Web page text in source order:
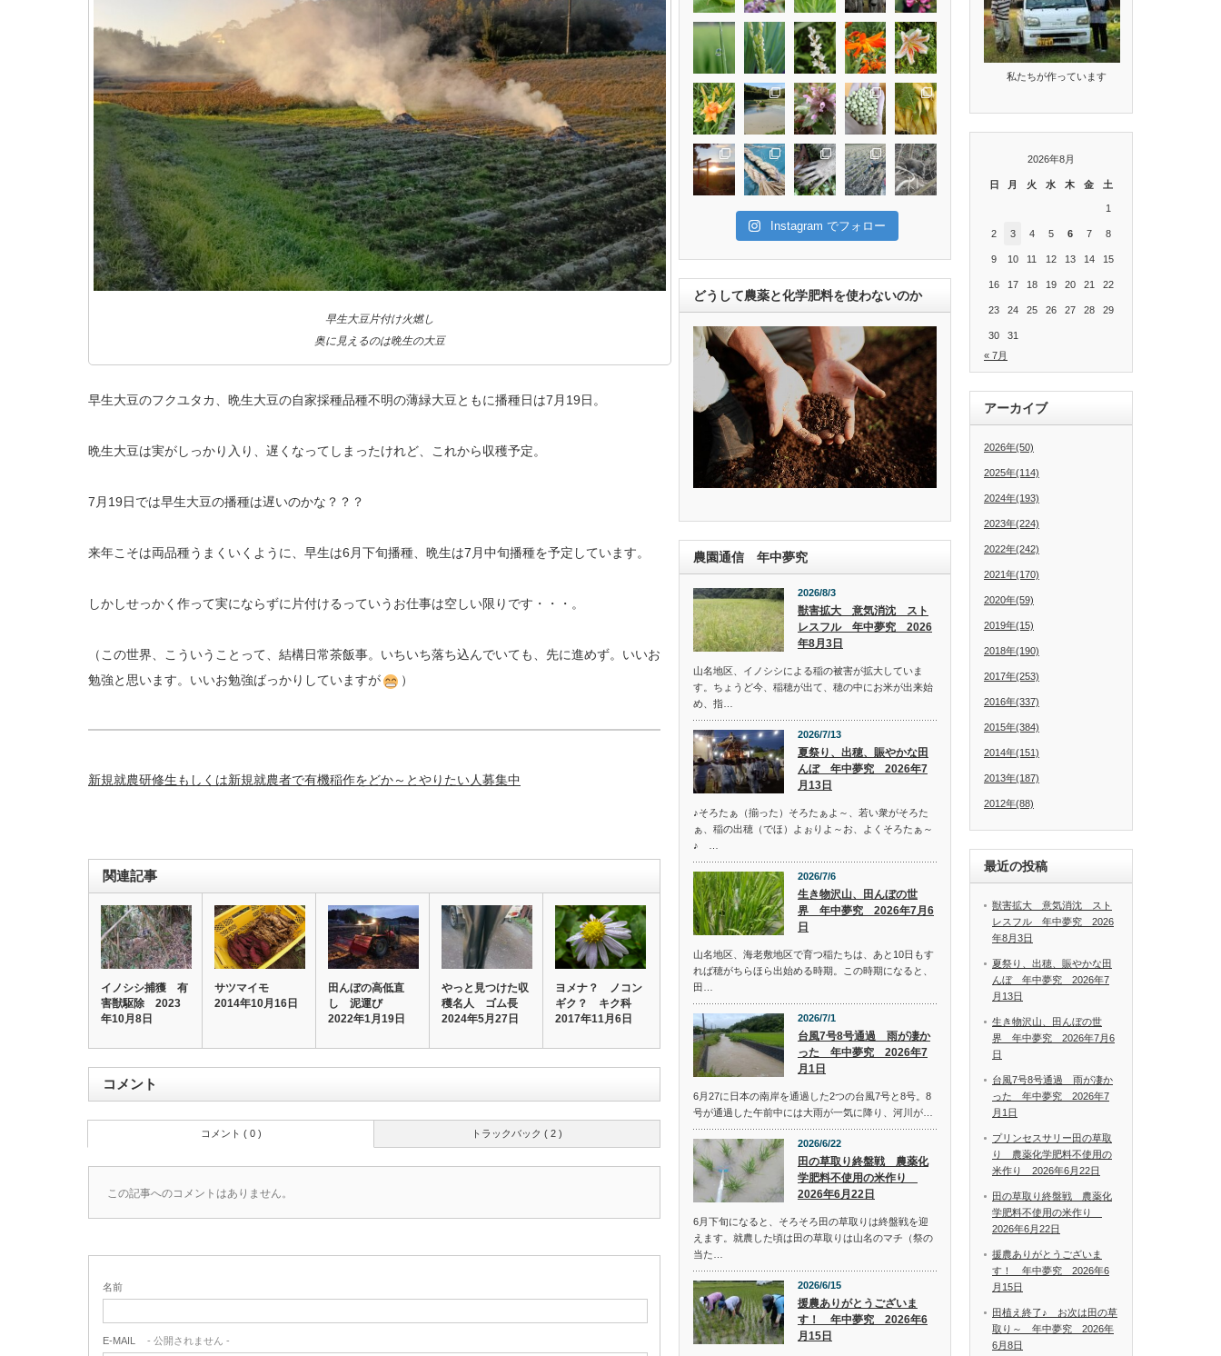
早生大豆片付け火燃し
奥に見えるのは晩生の大豆
早生大豆のフクユタカ、晩生大豆の自家採種品種不明の薄緑大豆ともに播種日は7月19日。
晩生大豆は実がしっかり入り、遅くなってしまったけれど、これから収穫予定。
7月19日では早生大豆の播種は遅いのかな？？？
来年こそは両品種うまくいくように、早生は6月下旬播種、晩生は7月中旬播種を予定しています。
しかしせっかく作って実にならずに片付けるっていうお仕事は空しい限りです・・・。
（この世界、こういうことって、結構日常茶飯事。いちいち落ち込んでいても、先に進めず。いいお
勉強と思います。いいお勉強ばっかりしていますが
）
新規就農研修生もしくは新規就農者で有機稲作をどか～とやりたい人募集中
関連記事
イノシシ捕獲 有
害獣駆除 2023
年10月8日
サツマイモ
2014年10月16日
田んぼの高低直
し 泥運び
2022年1月19日
やっと見つけた収
穫名人 ゴム長
2024年5月27日
ヨメナ？ ノコン
ギク？ キク科
2017年11月6日
コメント
トラックバック ( 2 )
コメント ( 0 )
この記事へのコメントはありません。
名前
E-MAIL - 公開されません -
Instagram でフォロー
どうして農薬と化学肥料を使わないのか
農園通信 年中夢究
2026/8/3
獣害拡大 意気消沈 スト
レスフル 年中夢究 2026
年8月3日
山名地区、イノシシによる稲の被害が拡大していま
す。ちょうど今、稲穂が出て、穂の中にお米が出来始
め、指…
2026/7/13
夏祭り、出穂、賑やかな田
んぼ 年中夢究 2026年7
月13日
♪そろたぁ（揃った）そろたぁよ～、若い衆がそろた
ぁ、稲の出穂（でほ）よぉりよ～お、よくそろたぁ～
♪ …
2026/7/6
生き物沢山、田んぼの世
界 年中夢究 2026年7月6
日
山名地区、海老敷地区で育つ稲たちは、あと10日もす
れば穂がちらほら出始める時期。この時期になると、
田…
2026/7/1
台風7号8号通過 雨が凄か
った 年中夢究 2026年7
月1日
6月27に日本の南岸を通過した2つの台風7号と8号。8
号が通過した午前中には大雨が一気に降り、河川が…
2026/6/22
田の草取り終盤戦 農薬化
学肥料不使用の米作り
2026年6月22日
6月下旬になると、そろそろ田の草取りは終盤戦を迎
えます。就農した頃は田の草取りは山名のマチ（祭の
当た…
2026/6/15
援農ありがとうございま
す！ 年中夢究 2026年6
月15日
私たちが作っています
2026年8月
日 月 火 水 木 金 土
1
2 3 4 5 6 7 8
9 10 11 12 13 14 15
16 17 18 19 20 21 22
23 24 25 26 27 28 29
30
31
« 7月
アーカイブ
2026年(50)
2025年(114)
2024年(193)
2023年(224)
2022年(242)
2021年(170)
2020年(59)
2019年(15)
2018年(190)
2017年(253)
2016年(337)
2015年(384)
2014年(151)
2013年(187)
2012年(88)
最近の投稿
獣害拡大 意気消沈 スト
レスフル 年中夢究 2026
年8月3日
夏祭り、出穂、賑やかな田
んぼ 年中夢究 2026年7
月13日
生き物沢山、田んぼの世
界 年中夢究 2026年7月6
日
台風7号8号通過 雨が凄か
った 年中夢究 2026年7
月1日
プリンセスサリー田の草取
り 農薬化学肥料不使用の
米作り 2026年6月22日
田の草取り終盤戦 農薬化
学肥料不使用の米作り
2026年6月22日
援農ありがとうございま
す！ 年中夢究 2026年6
月15日
田植え終了♪ お次は田の草
取り～ 年中夢究 2026年
6月8日